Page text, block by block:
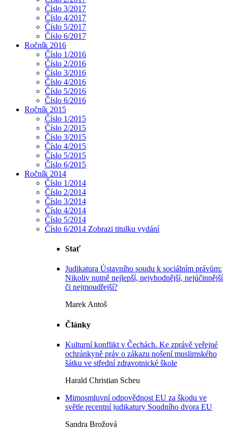
Číslo 3/2017
Číslo 4/2017
Číslo 5/2017
Číslo 6/2017
Ročník 2016
Číslo 1/2016
Číslo 2/2016
Číslo 3/2016
Číslo 4/2016
Číslo 5/2016
Číslo 6/2016
Ročník 2015
Číslo 1/2015
Číslo 2/2015
Číslo 3/2015
Číslo 4/2015
Číslo 5/2015
Číslo 6/2015
Ročník 2014
Číslo 1/2014
Číslo 2/2014
Číslo 3/2014
Číslo 4/2014
Číslo 5/2014
Číslo 6/2014 Zobrazi titulku vydání
Stať
Judikatura Ústavního soudu k sociálním právům:
Nikoliv nutně nejlepší, nejvhodnější, nejúčinnější
či nejmoudřejší?
Marek Antoš
Články
Kulturní konflikt v Čechách. Ke zprávě veřejné
ochránkyně práv o zákazu nošení muslimského
šátku ve střední zdravotnické škole
Harald Christian Scheu
Mimosmluvní odpovědnost EU za škodu ve
světle recentní judikatury Soudního dvora EU
Sandra Brožová